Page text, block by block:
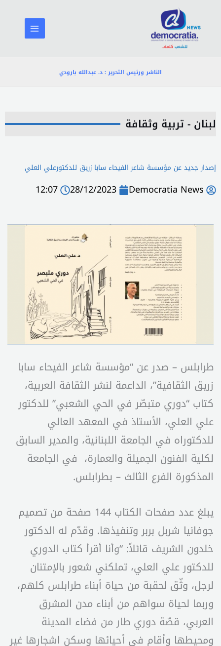
المحتوى
الناشر ورئيس التحرير : د. عبدالله بارودي
لبنان - تربية وثقافة
إصدار جديد عن مؤسسة شاعر الفيحاء سابا زريق للدكتورعلي العلي
Democratia News
28/12/2023
12:07
طرابلس – صدر عن “مؤسسة شاعر الفيحاء سابا
زريق الثقافية”، الداعمة لنشر الثقافة العربية،
كتاب “دوري متبصّر في الحي الشعبي” للدكتور
علي العلي، الأستاذ في المعهد العالي
للدكتوراه في الجامعة اللبنانية، والمدير السابق
لكلية الفنون الجميلة والعمارة، في الجامعة
المذكورة الفرع الثالث – بطرابلس.
يبلغ عدد صفحات الكتاب 144 صفحة من تصميم
جوفانيا شربل بربر وتنفيذها. وقدّم له الدكتور
خلدون الشريف قائلاً: “وأنا أقرأ كتاب الدوري
للدكتور علي العلي، تملكني شعور بالإمتنان
لرجل، وثّق لحقبة من حياة أبناء طرابلس كلهم،
وربما لحياة سواهم من أبناء مدن المشرق
العربي، قصّة دوري طار من فضاء المدينة
ومحيطها وأقام في أحيائها وسكن اشجارها غير